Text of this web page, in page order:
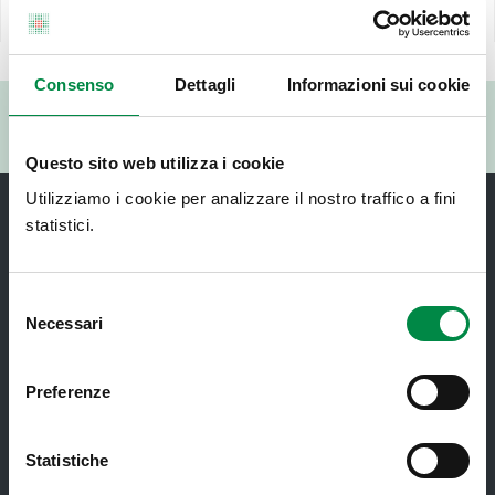
Consenso Dettagli Informazioni sui cookie
Questo sito web utilizza i cookie
Utilizziamo i cookie per analizzare il nostro traffico a fini
statistici.
delNecessari
Preferenze
Statistiche
Ultimo aggiornamento pagina:
28 Settembre 2022
Valuta questo sito:
Azienda USL di Imola - Sede legale: Viale Amendola, 2
T. +39 0542 604111 - F. +39 0542 604013 - CF
90000900374 - Partita IVA 00705271203